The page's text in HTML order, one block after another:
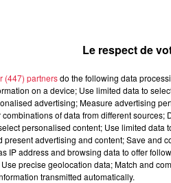
des carences
nutritionnel est garanti,
: tout ce qui peut faire
Le respect de
(447) partnersdo the following data
on a device; Use limited data to
advertising; Measure advertising
combinations of data from different
personalised content; Use limited data
present advertising and content; Save and
IP address and browsing data to offer
precise geolocation data; Match and
transmitted automatically.